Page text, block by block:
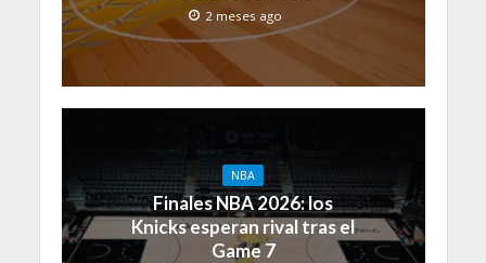
2 meses ago
NBA
Finales NBA 2026: los
Knicks esperan rival tras el
Game 7